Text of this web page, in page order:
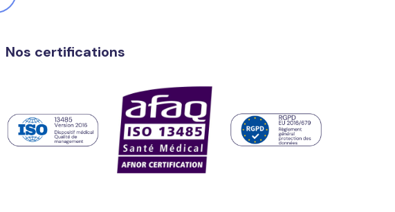
Nos certifications